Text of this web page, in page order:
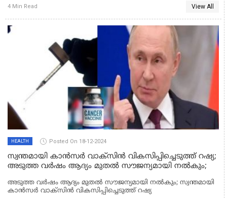
വിയർക്കുമ്പോഴും ഛർദ്ദിക്കുമ്പോഴും ഇവ നഷ്ടപ്പെടാം. ഈ നഷ്ടം
ഇലക്ട്രോലൈറ്റ് സമ്പന്ന ഭക്ഷണങ്ങൾ അത്യാവശ്യമാണ്.
4 Min Read View All
HEALTH Posted On 18-12-2024
സ്വന്തമായി കാന്‍സര്‍ വാക്‌സിന്‍ വികസിപ്പിച്ചെടുത്ത് റഷ്യ;
അടുത്ത വർഷം ആദ്യം മുതൽ സൗജന്യമായി നല്‍കും;
അടുത്ത വർഷം ആദ്യം മുതൽ സൗജന്യമായി നല്‍കും; സ്വന്തമായി
കാന്‍സര്‍ വാക്‌സിന്‍ വികസിപ്പിച്ചെടുത്ത് റഷ്യ